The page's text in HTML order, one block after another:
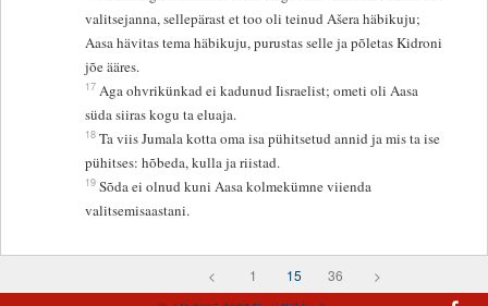
valitsejanna, sellepärast et too oli teinud Ašera häbikuju;
Aasa hävitas tema häbikuju, purustas selle ja põletas Kidroni
jõe ääres.
17 Aga ohvrikünkad ei kadunud Iisraelist; ometi oli Aasa
süda siiras kogu ta eluaja.
18 Ta viis Jumala kotta oma isa pühitsetud annid ja mis ta ise
pühitses: hõbeda, kulla ja riistad.
19 Sõda ei olnud kuni Aasa kolmekümne viienda
valitsemisaastani.
< 1 15 36 >